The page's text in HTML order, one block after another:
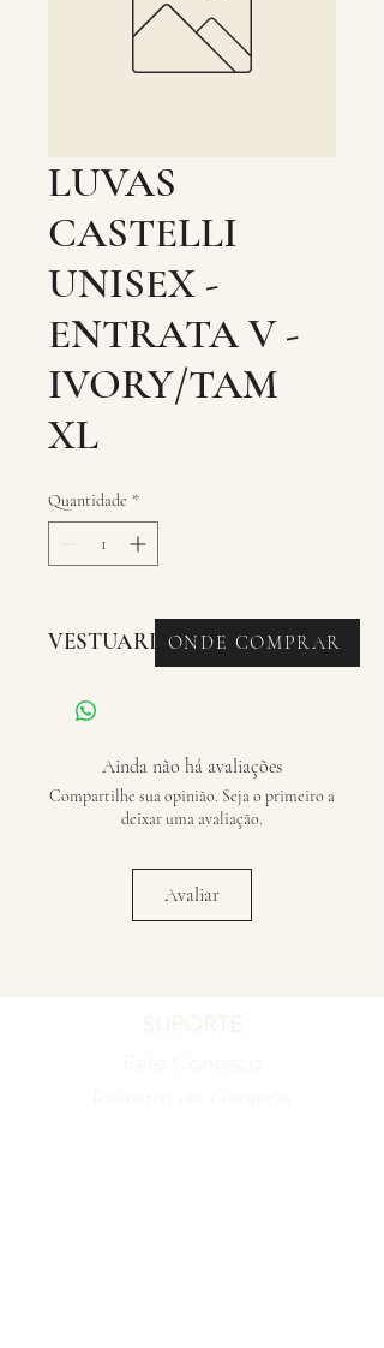
LUVAS
CASTELLI
UNISEX -
ENTRATA V -
IVORY/TAM
XL
Quantidade *
VESTUARIO - LUVAS
Ainda não há avaliações
Compartilhe sua opinião. Seja o primeiro a
deixar uma avaliação.
Avaliar
ONDE COMPRAR